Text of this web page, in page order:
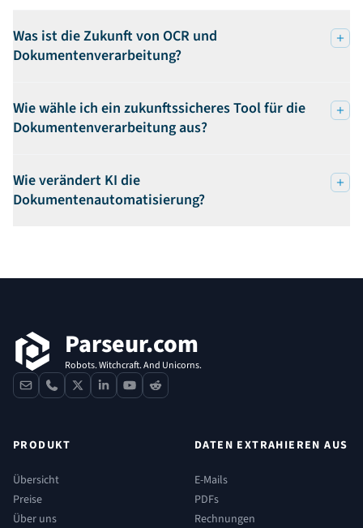
Was ist die Zukunft von OCR und
Dokumentenverarbeitung?
Wie wähle ich ein zukunftssicheres Tool für die
Dokumentenverarbeitung aus?
Wie verändert KI die
Dokumentenautomatisierung?
Parseur.com
Robots. Witchcraft. And Unicorns.
contactphone
x linkedinyoutube
reddit
PRODUKT
Übersicht
Preise
Über uns
DATEN EXTRAHIEREN AUS
E-Mails
PDFs
Rechnungen